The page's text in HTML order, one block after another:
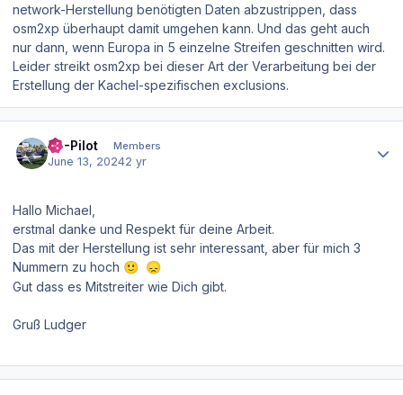
network-Herstellung benötigten Daten abzustrippen, dass
osm2xp überhaupt damit umgehen kann. Und das geht auch
nur dann, wenn Europa in 5 einzelne Streifen geschnitten wird.
Leider streikt osm2xp bei dieser Art der Verarbeitung bei der
Erstellung der Kachel-spezifischen exclusions.
XP-Pilot Members
June 13, 20242 yr
Hallo Michael,
erstmal danke und Respekt für deine Arbeit.
Das mit der Herstellung ist sehr interessant, aber für mich 3
Nummern zu hoch 🙂 😞
Gut dass es Mitstreiter wie Dich gibt.
Gruß Ludger